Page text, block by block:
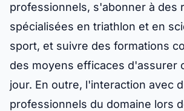
professionnels, s'abonner à des
spécialisées en triathlon et en
sport, et suivre des formations
des moyens efficaces d'assurer
jour. En outre, l'interaction avec
professionnels du domaine lors